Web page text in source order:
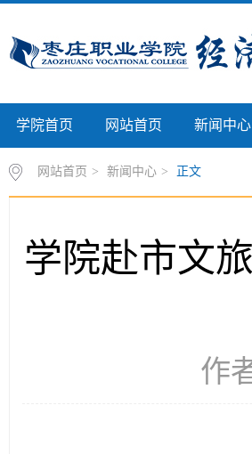
学院首页 网站首页 新闻中心
网站首页 > 新闻中心 > 正文
学院赴市文
作